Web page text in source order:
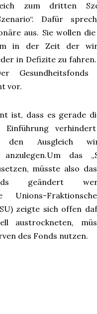
zum dritten
Dafür
aus. Sie wollen
in der Zeit der
in Defizite zu
Gesundheitsfonds
vor.
ist, dass es gerade
Ausgleich
anzulegen.Um das
müsste also
geändert
Unions-
zeigte sich offen
austrockneten,
des Fonds nutzen.